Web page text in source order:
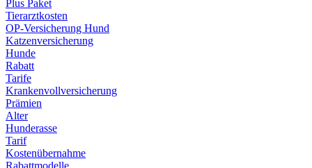
Plus Paket
Tierarztkosten
OP-Versicherung Hund
Katzenversicherung
Hunde
Rabatt
Tarife
Krankenvollversicherung
Prämien
Alter
Hunderasse
Tarif
Kostenübernahme
Rabattmodelle